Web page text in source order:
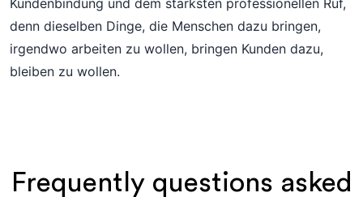
Kundenbindung und dem stärksten professionellen Ruf,
denn dieselben Dinge, die Menschen dazu bringen,
irgendwo arbeiten zu wollen, bringen Kunden dazu,
bleiben zu wollen.
Frequently questions asked